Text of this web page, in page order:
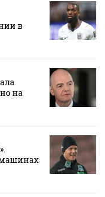
в
на
машинах